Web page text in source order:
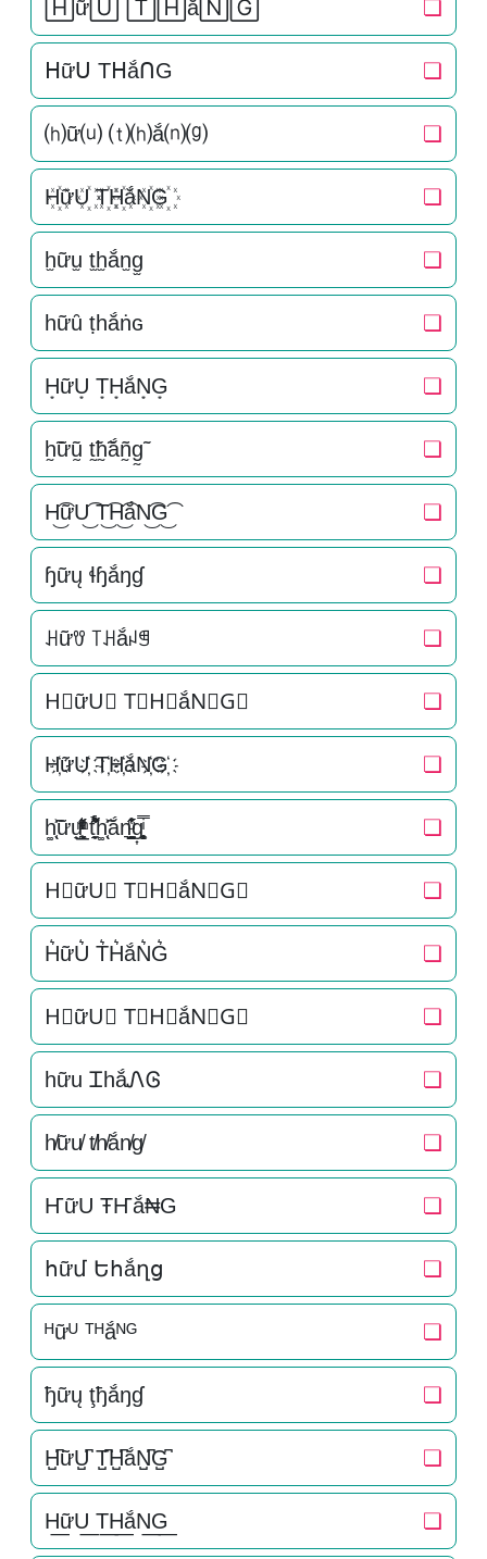
🄷ữ🅄 🅃🄷ắ🄽🄶 ❏
ᕼữᑌ TᕼắᑎG ❏
⒣ữ⒰ ⒯⒣ắ⒩⒢ ❏
H꙰ữU꙰ T꙰H꙰ắN꙰G꙰ ❏
h̫ữu̫ t̫h̫ắn̫g̫ ❏
һữȗ ṭһắṅɢ ❏
H͙ữU͙ T͙H͙ắN͙G͙ ❏
h̰̃ữṵ̃ t̰̃h̰̃ắñ̰g̰̃ ❏
H͜͡ữU͜͡ T͜͡H͜͡ắN͜͡G͜͡ ❏
ɧữų ɬɧắŋɠ ❏
ꃅữꀎ ꓄ꃅắꈤꁅ ❏
H⃟ữU⃟ T⃟H⃟ắN⃟G⃟ ❏
H҉ữU҉ T҉H҉ắN҉G҉ ❏
h͚̖̜̍̃͐ữu̟͎̲͕̼̳͉̲ͮͫͭ̋ͭ͛ͣ̈ t̘̟̼̉̈́͐͋͌̊h͚̖̜̍̃͐ắn͉̠̙͉̗̺̋̋̔ͧ̊g͎͚̥͎͔͕ͥ̿ ❏
H⃗ữU⃗ T⃗H⃗ắN⃗G⃗ ❏
H͛ữU͛ T͛H͛ắN͛G͛ ❏
H⃒ữU⃒ T⃒H⃒ắN⃒G⃒ ❏
hữu ᏆhắᏁᎶ ❏
h̸ữu̸ t̸h̸ắn̸g̸ ❏
ҤữU ŦҤắ₦G ❏
հữմ Եհắղց ❏
ᴴữᵁ ᵀᴴắᴺᴳ ❏
ђữų ţђắŋɠ ❏
H̺͆ữU̺͆ T̺͆H̺͆ắN̺͆G̺͆ ❏
H͟ữU͟ T͟H͟ắN͟G͟ ❏